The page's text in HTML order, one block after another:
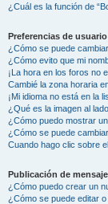
¿Cuál es la función de
Preferencias de
¿Cómo se puede
¿Cómo evito que mi
¡La hora en los foros no
Cambié la zona horaria
¡Mi idioma no está en la
¿Qué es la imagen al
¿Cómo puedo mostrar
¿Cómo se puede
Cuando hago clic sobre
Publicación de
¿Cómo puedo crear un
¿Cómo se puede editar